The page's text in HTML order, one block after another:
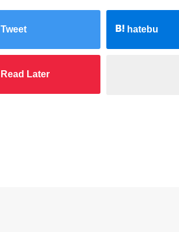
Tweet hatebu
Read Later